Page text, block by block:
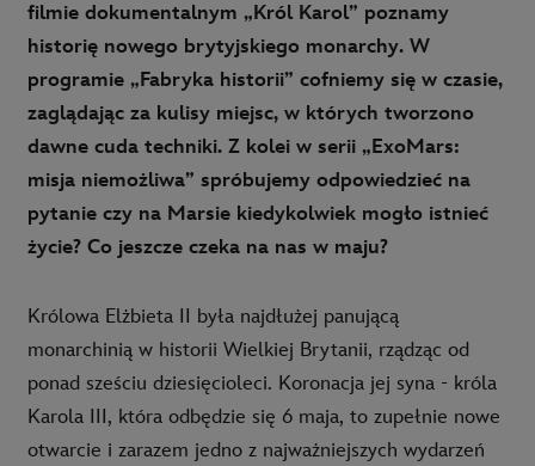
filmie dokumentalnym „Król Karol” poznamy
historię nowego brytyjskiego monarchy. W
programie „Fabryka historii” cofniemy się w czasie,
zaglądając za kulisy miejsc, w których tworzono
dawne cuda techniki. Z kolei w serii „ExoMars:
misja niemożliwa” spróbujemy odpowiedzieć na
pytanie czy na Marsie kiedykolwiek mogło istnieć
życie? Co jeszcze czeka na nas w maju?
Królowa Elżbieta II była najdłużej panującą
monarchinią w historii Wielkiej Brytanii, rządząc od
ponad sześciu dziesięcioleci. Koronacja jej syna - króla
Karola III, która odbędzie się 6 maja, to zupełnie nowe
otwarcie i zarazem jedno z najważniejszych wydarzeń